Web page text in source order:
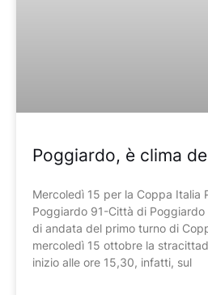
Poggiardo, è clima
Mercoledì 15 per la Coppa Italia
Poggiardo 91-Città di
di andata del primo turno di
mercoledì 15 ottobre la
inizio alle ore 15,30, infatti, sul